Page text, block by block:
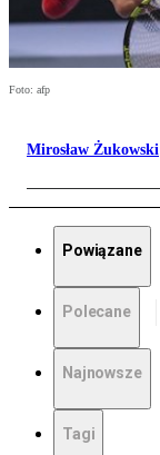
Foto: afp
Mirosław Żukowski
Powiązane
Polecane
Najnowsze
Tagi